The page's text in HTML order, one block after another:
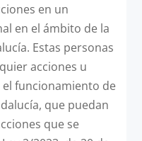
en un
en el ámbito de la
Estas personas
acciones u
funcionamiento de
que puedan
que se